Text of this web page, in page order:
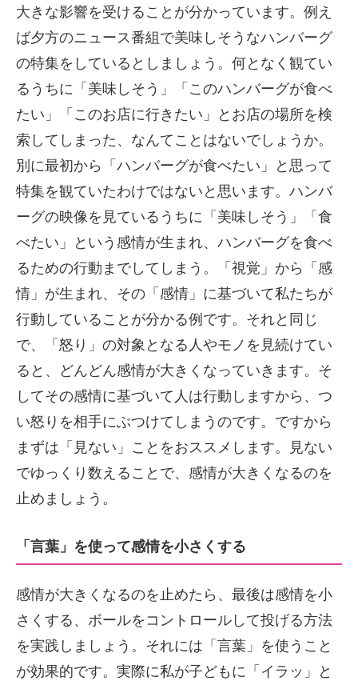
大きな影響を受けることが分かっています。例え
ば夕方のニュース番組で美味しそうなハンバーグ
の特集をしているとしましょう。何となく観てい
るうちに「美味しそう」「このハンバーグが食べ
たい」「このお店に行きたい」とお店の場所を検
索してしまった、なんてことはないでしょうか。
別に最初から「ハンバーグが食べたい」と思って
特集を観ていたわけではないと思います。ハンバ
ーグの映像を見ているうちに「美味しそう」「食
べたい」という感情が生まれ、ハンバーグを食べ
るための行動までしてしまう。「視覚」から「感
情」が生まれ、その「感情」に基づいて私たちが
行動していることが分かる例です。それと同じ
で、「怒り」の対象となる人やモノを見続けてい
ると、どんどん感情が大きくなっていきます。そ
してその感情に基づいて人は行動しますから、つ
い怒りを相手にぶつけてしまうのです。ですから
まずは「見ない」ことをおススメします。見ない
でゆっくり数えることで、感情が大きくなるのを
止めましょう。
「言葉」を使って感情を小さくする
感情が大きくなるのを止めたら、最後は感情を小
さくする、ボールをコントロールして投げる方法
を実践しましょう。それには「言葉」を使うこと
が効果的です。実際に私が子どもに「イラッ」と